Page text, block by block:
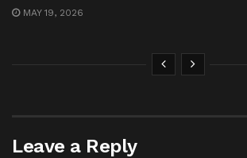
MAY 19, 2026
Leave a Reply